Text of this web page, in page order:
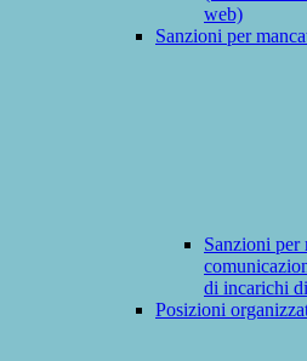
web)
Sanzioni per
Sanzioni per
di incarichi
Posizioni